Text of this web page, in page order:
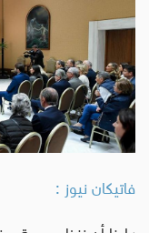
فاتيكان نيوز :